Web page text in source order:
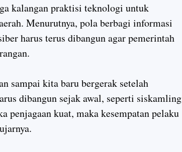
kalangan praktisi teknologi untuk
Menurutnya, pola berbagi informasi
harus terus dibangun agar pemerintah
sampai kita baru bergerak setelah
dibangun sejak awal, seperti siskamling
penjagaan kuat, maka kesempatan pelaku